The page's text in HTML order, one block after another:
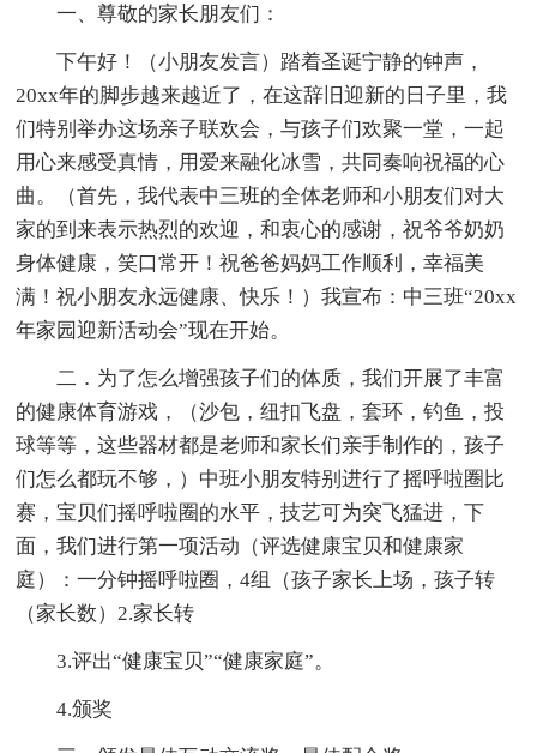
一、尊敬的家长朋友们：
下午好！（小朋友发言）踏着圣诞宁静的钟声，
20xx年的脚步越来越近了，在这辞旧迎新的日子里，我
们特别举办这场亲子联欢会，与孩子们欢聚一堂，一起
用心来感受真情，用爱来融化冰雪，共同奏响祝福的心
曲。（首先，我代表中三班的全体老师和小朋友们对大
家的到来表示热烈的欢迎，和衷心的感谢，祝爷爷奶奶
身体健康，笑口常开！祝爸爸妈妈工作顺利，幸福美
满！祝小朋友永远健康、快乐！）我宣布：中三班“20xx
年家园迎新活动会”现在开始。
二．为了怎么增强孩子们的体质，我们开展了丰富
的健康体育游戏，（沙包，纽扣飞盘，套环，钓鱼，投
球等等，这些器材都是老师和家长们亲手制作的，孩子
们怎么都玩不够，）中班小朋友特别进行了摇呼啦圈比
赛，宝贝们摇呼啦圈的水平，技艺可为突飞猛进，下
面，我们进行第一项活动（评选健康宝贝和健康家
庭）：一分钟摇呼啦圈，4组（孩子家长上场，孩子转
（家长数）2.家长转
3.评出“健康宝贝”“健康家庭”。
4.颁奖